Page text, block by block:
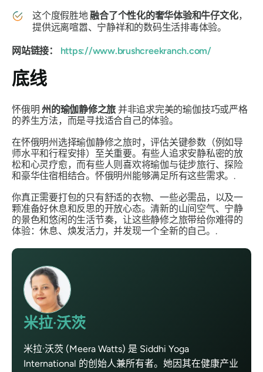
这个度假胜地 融合了个性化的奢华体验和牛仔文化，
提供远离喧嚣、宁静祥和的数码生活排毒体验。
网站链接： https://www.brushcreekranch.com/
底线
怀俄明州的瑜伽静修之旅 并非追求完美的瑜伽技巧或严格
的养生方法，而是寻找适合自己的体验。
在怀俄明州选择瑜伽静修之旅时，评估关键参数（例如导
师水平和行程安排）至关重要。有些人追求安静私密的放
松和心灵疗愈，而有些人则喜欢将瑜伽与徒步旅行、探险
和豪华住宿相结合。怀俄明州能够满足所有这些需求。.
你真正需要打包的只有舒适的衣物、一些必需品，以及一
颗准备好休息和反思的开放心态。清新的山间空气、宁静
的景色和悠闲的生活节奏，让这些静修之旅带给你难得的
体验：休息、焕发活力，并发现一个全新的自己。.
米拉·沃茨
米拉·沃茨 (Meera Watts) 是 Siddhi Yoga
International 的创始人兼所有者。她因其在健康产业